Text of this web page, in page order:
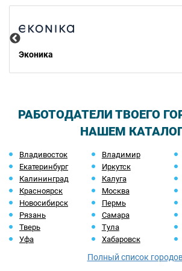
Эконика
РАБОТОДАТЕЛИ ТВОЕГО
НАШЕМ
Владивосток Владимир
Екатеринбург
Иркутск
Калининград
Калуга
Красноярск
Москва
Новосибирск
Пермь
Рязань
Самара
Тверь
Тула
Уфа
Хабаровск
Полный список